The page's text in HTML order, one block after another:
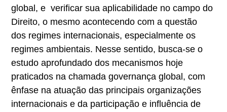
global, e verificar sua aplicabilidade no campo do
Direito, o mesmo acontecendo com a questão
dos regimes internacionais, especialmente os
regimes ambientais. Nesse sentido, busca-se o
estudo aprofundado dos mecanismos hoje
praticados na chamada governança global, com
ênfase na atuação das principais organizações
internacionais e da participação e influência de